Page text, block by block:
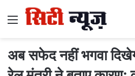
Menu
अब सफेद नहीं भगवा